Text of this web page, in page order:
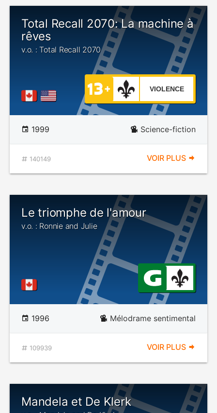
Total Recall 2070: La machine à
rêves
v.o. : Total Recall 2070
VIOLENCE
1999 Science-fiction
140149 VOIR PLUS
Le triomphe de l'amour
v.o. : Ronnie and Julie
1996 Mélodrame sentimental
109939 VOIR PLUS
Mandela et De Klerk